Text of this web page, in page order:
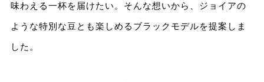
味わえる一杯を届けたい。そんな想いから、ジョイアの
ような特別な豆とも楽しめるブラックモデルを提案しま
した。